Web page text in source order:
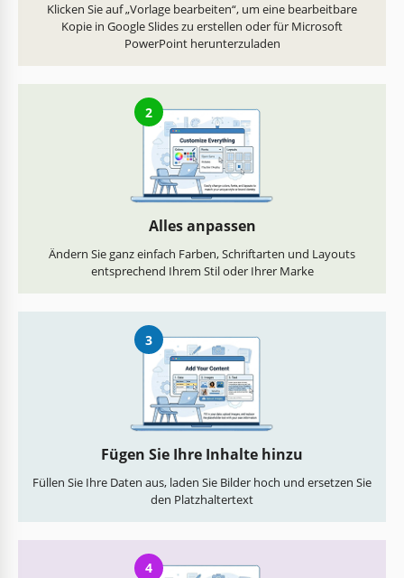
Klicken Sie auf „Vorlage bearbeiten“, um eine bearbeitbare
Kopie in Google Slides zu erstellen oder für Microsoft
PowerPoint herunterzuladen
2
Alles anpassen
Ändern Sie ganz einfach Farben, Schriftarten und Layouts
entsprechend Ihrem Stil oder Ihrer Marke
3
Fügen Sie Ihre Inhalte hinzu
Füllen Sie Ihre Daten aus, laden Sie Bilder hoch und ersetzen Sie
den Platzhaltertext
4